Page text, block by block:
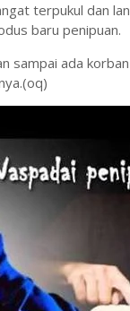
terpukul dan
baru penipuan.
sampai ada